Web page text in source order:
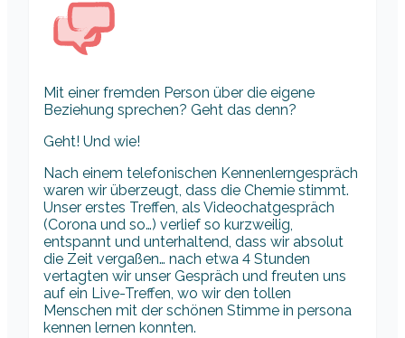
Mit einer fremden Person über die eigene
Beziehung sprechen? Geht das denn?
Geht! Und wie!
Nach einem telefonischen Kennenlerngespräch
waren wir überzeugt, dass die Chemie stimmt.
Unser erstes Treffen, als Videochatgespräch
(Corona und so…) verlief so kurzweilig,
entspannt und unterhaltend, dass wir absolut
die Zeit vergaßen… nach etwa 4 Stunden
vertagten wir unser Gespräch und freuten uns
auf ein Live-Treffen, wo wir den tollen
Menschen mit der schönen Stimme in persona
kennen lernen konnten.